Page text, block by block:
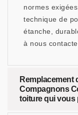
normes
technique de
étanche,
à nous
Remplacement
Compagnons
toiture qui vous